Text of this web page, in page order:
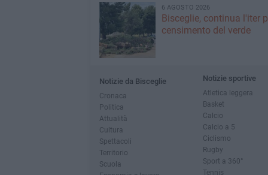
6 AGOSTO 2026
Bisceglie, continua l'iter
censimento del verde
Notizie da Bisceglie
Cronaca
Politica
Attualità
Cultura
Spettacoli
Territorio
Scuola
Notizie sportive
Atletica leggera
Basket
Calcio
Calcio a 5
Ciclismo
Rugby
Sport a 360°
Tennis